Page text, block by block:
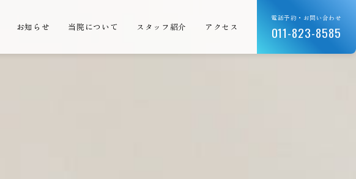
お知らせ 当院について スタッフ紹介 アクセス
電話予約・お問い合わせ
011-823-8585